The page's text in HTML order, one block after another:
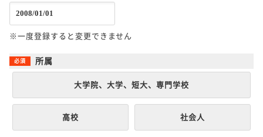
※一度登録すると変更できません
所属
大学院、大学、短大、専門学校
高校 社会人